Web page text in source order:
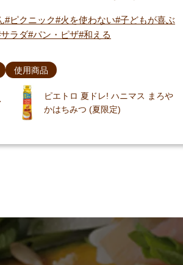
ピクニック 火を使わない 子どもが喜ぶ
サラダ パン・ピザ 和える
使用商品
ピエトロ 夏ドレ! ハニマス まろや
かはちみつ (夏限定)